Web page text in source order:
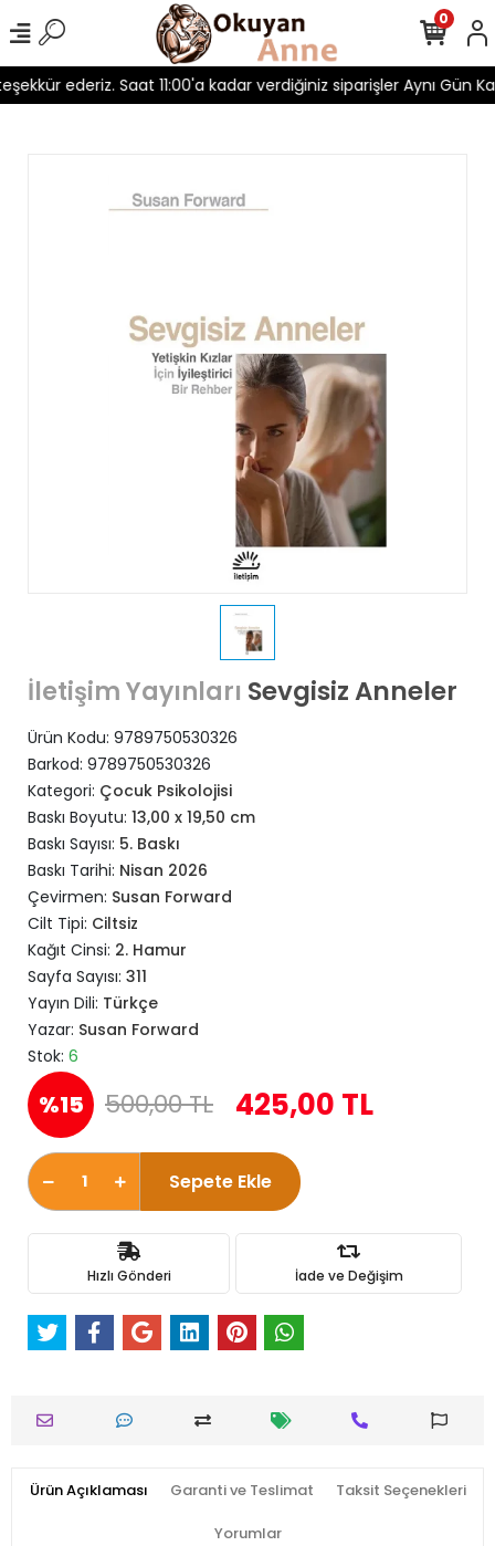
ederiz. Saat 11:00'a kadar verdiğiniz siparişler Aynı Gün
0
İletişim Yayınları Sevgisiz Anneler
Ürün Kodu: 9789750530326
Barkod: 9789750530326
Kategori: Çocuk Psikolojisi
Baskı Boyutu: 13,00 x 19,50 cm
Baskı Sayısı: 5. Baskı
Baskı Tarihi: Nisan 2026
Çevirmen: Susan Forward
Cilt Tipi: Ciltsiz
Kağıt Cinsi: 2. Hamur
Sayfa Sayısı: 311
Yayın Dili: Türkçe
Yazar: Susan Forward
Stok: 6
%15 500,00 TL 425,00 TL
Sepete Ekle
Hızlı Gönderi İade ve Değişim
Ürün Açıklaması Garanti ve Teslimat Taksit Seçenekleri
Yorumlar